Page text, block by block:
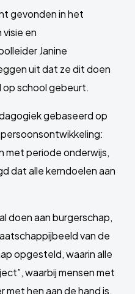
gevonden in het
en
Janine
uit dat ze dit doen
op school gebeurt.
gebaseerd op
met periode onderwijs,
dat alle kerndoelen aan
doen aan burgerschap,
van de
opgesteld, waarin alle
waarbij mensen met
met hen aan de hand is.